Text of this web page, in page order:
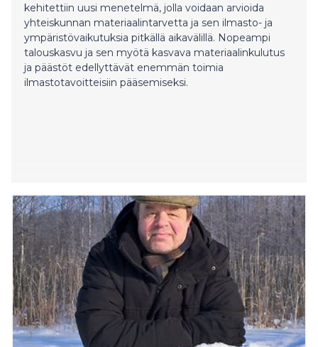
kehitettiin uusi menetelmä, jolla voidaan arvioida
yhteiskunnan materiaalintarvetta ja sen ilmasto- ja
ympäristövaikutuksia pitkällä aikavälillä. Nopeampi
talouskasvu ja sen myötä kasvava materiaalinkulutus
ja päästöt edellyttävät enemmän toimia
ilmastotavoitteisiin pääsemiseksi.